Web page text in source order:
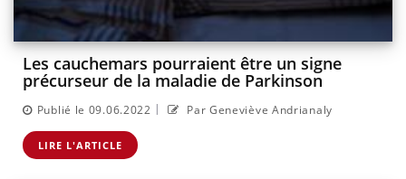
Les cauchemars pourraient être un signe
précurseur de la maladie de Parkinson
Publié le 09.06.2022 | Par Geneviève Andrianaly
LIRE L'ARTICLE